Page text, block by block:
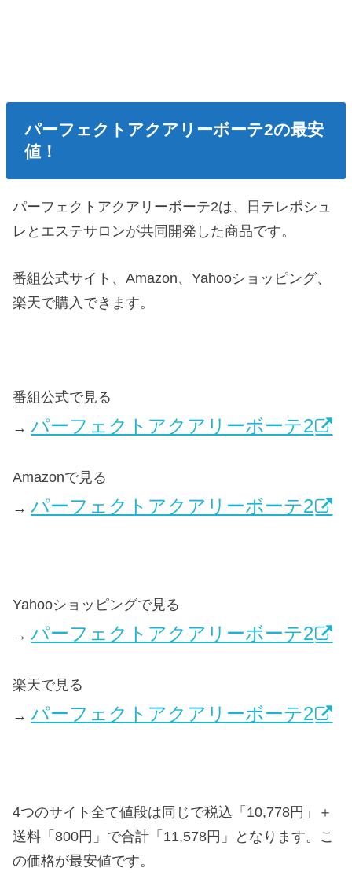
パーフェクトアクアリーボーテ2の最安
値！
パーフェクトアクアリーボーテ2は、日テレポシュ
レとエステサロンが共同開発した商品です。
番組公式サイト、Amazon、Yahooショッピング、
楽天で購入できます。
番組公式で見る
→パーフェクトアクアリーボーテ2
Amazonで見る
→パーフェクトアクアリーボーテ2
Yahooショッピングで見る
→パーフェクトアクアリーボーテ2
楽天で見る
→パーフェクトアクアリーボーテ2
4つのサイト全て値段は同じで税込「10,778円」＋
送料「800円」で合計「11,578円」となります。こ
の価格が最安値です。